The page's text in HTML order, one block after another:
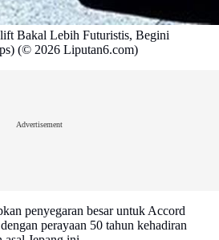
Bakal Lebih Futuristis, Begini
(© 2026 Liputan6.com)
Advertisement
penyegaran besar untuk Accord
perayaan 50 tahun kehadiran